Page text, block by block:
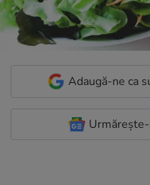
Adaugă-ne ca